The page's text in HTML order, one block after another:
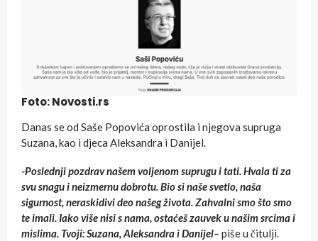
Foto: Novosti.rs
Danas se od Saše Popovića oprostila i njegova supruga
Suzana, kao i djeca Aleksandra i Danijel.
-Poslednji pozdrav našem voljenom suprugu i tati. Hvala ti za
svu snagu i neizmernu dobrotu. Bio si naše svetlo, naša
sigurnost, neraskidivi deo našeg života. Zahvalni smo što smo
te imali. Iako više nisi s nama, ostaćeš zauvek u našim srcima i
mislima. Tvoji: Suzana, Aleksandra i Danijel– piše u čitulji.